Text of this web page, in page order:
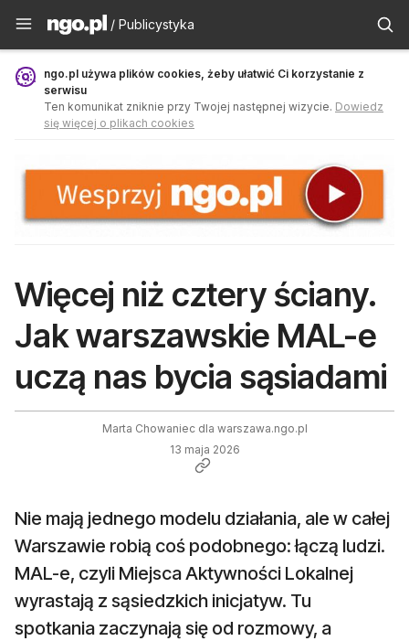
Publicystyka - ngo.pl
/ Publicystyka
ngo.pl używa plików cookies, żeby ułatwić Ci korzystanie z
serwisu
Ten komunikat zniknie przy Twojej następnej wizycie. Dowiedz
się więcej o plikach cookies
Więcej niż cztery ściany.
Jak warszawskie MAL-e
uczą nas bycia sąsiadami
Marta Chowaniec dla warszawa.ngo.pl
13 maja 2026
Nie mają jednego modelu działania, ale w całej
Warszawie robią coś podobnego: łączą ludzi.
MAL-e, czyli Miejsca Aktywności Lokalnej
wyrastają z sąsiedzkich inicjatyw. Tu
spotkania zaczynają się od rozmowy, a